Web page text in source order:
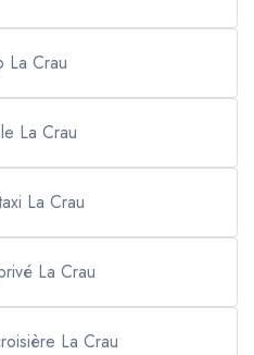
La Crau
La Crau
La Crau
La Crau
La Crau